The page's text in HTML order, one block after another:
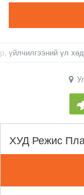
үйлчилгээний үл
ХУД Режис